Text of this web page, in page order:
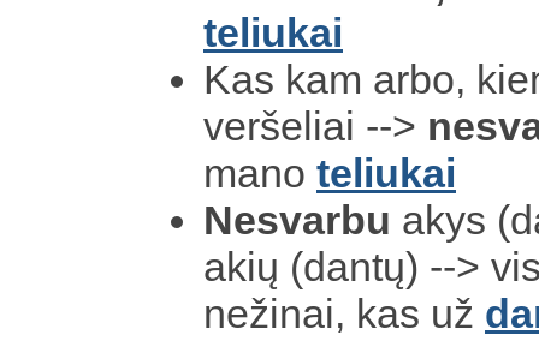
teliukai
Kas kam arbo,
veršeliai -->
mano teliukai
Nesvarbu akys
akių (dantų) -->
nežinai, kas už